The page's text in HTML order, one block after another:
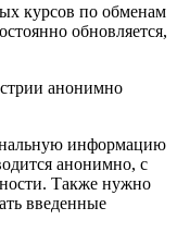
курсов по обменам
обновляется,
анонимно
информацию
анонимно, с
Также нужно
введенные